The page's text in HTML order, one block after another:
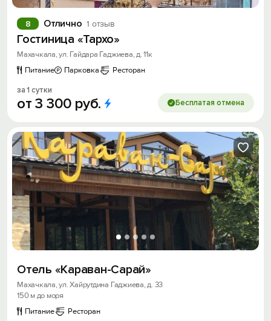
Отлично 1 отзыв
8
Гостиница «Тархо»
Махачкала, ул. Гайдара Гаджиева, д. 11к
Питание
Парковка Ресторан
за 1 сутки
от3 300 руб. Бесплатая отмена
Отель «Караван-Сарай»
Махачкала, ул. Хайрутдина Гаджиева, д. 33
150 м до моря
Питание
Ресторан